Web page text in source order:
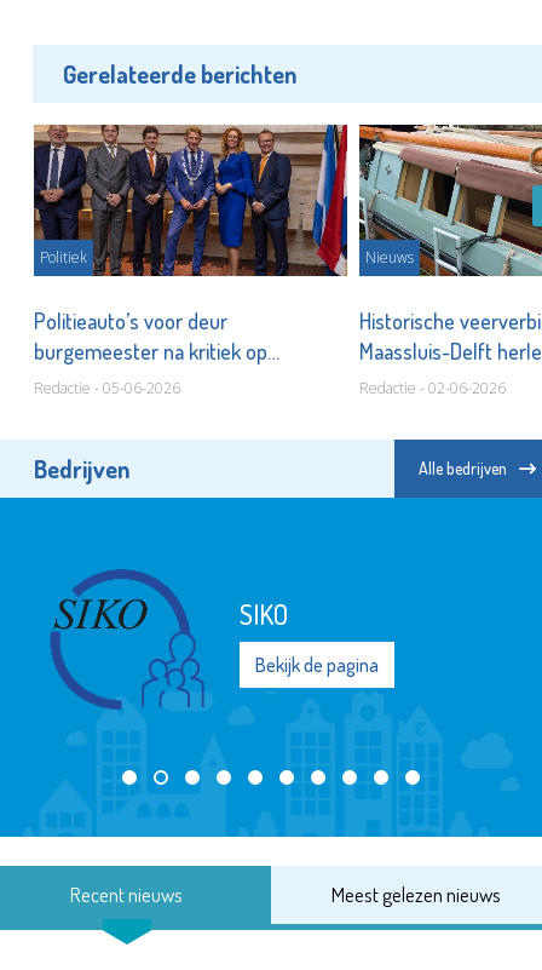
Gerelateerde berichten
Politiek
Politieauto’s voor deur
burgemeester na kritiek op
asielbeleid nieuwe coalitie
Redactie - 05-06-2026
Nieuws
Historische
Maassluis-Delft
Redactie - 02-06-2026
Bedrijven Alle bedrijven
SIKO
Bekijk de pagina
Recent nieuws Meest gelezen nieuws